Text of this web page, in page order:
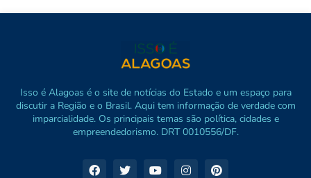
Isso é Alagoas é o site de notícias do Estado e um espaço para
discutir a Região e o Brasil. Aqui tem informação de verdade com
imparcialidade. Os principais temas são política, cidades e
empreendedorismo. DRT 0010556/DF.